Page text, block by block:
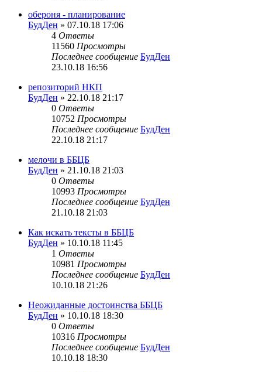
обероня - планирование
БудДен » 07.10.18 17:06
4 Ответы
11560 Просмотры
Последнее сообщение БудДен
23.10.18 16:56
репозиторий НКП
БудДен » 22.10.18 21:17
0 Ответы
10752 Просмотры
Последнее сообщение БудДен
22.10.18 21:17
мелочи в ББЦБ
БудДен » 21.10.18 21:03
0 Ответы
10993 Просмотры
Последнее сообщение БудДен
21.10.18 21:03
Как искать тексты в ББЦБ
БудДен » 10.10.18 11:45
1 Ответы
10981 Просмотры
Последнее сообщение БудДен
10.10.18 21:26
Неожиданные достоинства ББЦБ
БудДен » 10.10.18 18:30
0 Ответы
10316 Просмотры
Последнее сообщение БудДен
10.10.18 18:30